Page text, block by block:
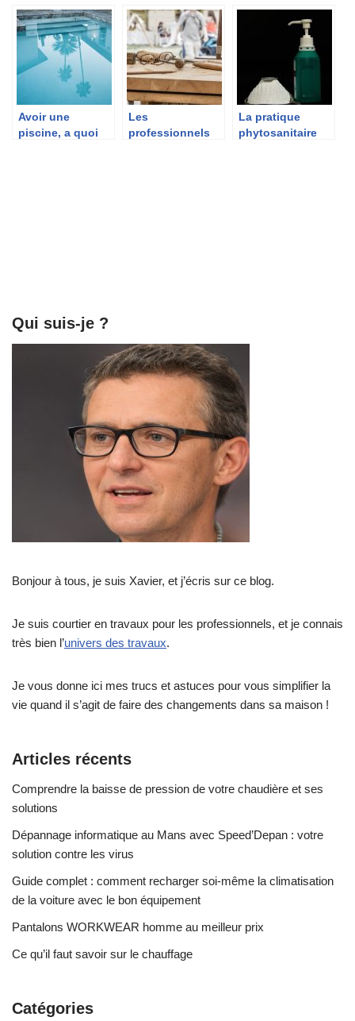
Avoir une
piscine, a quoi
Les
professionnels
La pratique
phytosanitaire
Qui suis-je ?
Bonjour à tous, je suis Xavier, et j’écris sur ce blog.
Je suis courtier en travaux pour les professionnels, et je connais
très bien l’univers des travaux.
Je vous donne ici mes trucs et astuces pour vous simplifier la
vie quand il s’agit de faire des changements dans sa maison !
Articles récents
Comprendre la baisse de pression de votre chaudière et ses
solutions
Dépannage informatique au Mans avec Speed’Depan : votre
solution contre les virus
Guide complet : comment recharger soi-même la climatisation
de la voiture avec le bon équipement
Pantalons WORKWEAR homme au meilleur prix
Ce qu’il faut savoir sur le chauffage
Catégories